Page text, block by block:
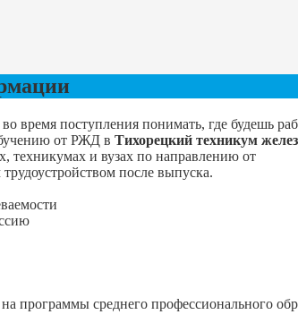
время поступления понимать, где будешь
от РЖД в Тихорецкий техникум
техникумах и вузах по направлению от
после выпуска.
программы среднего профессионального